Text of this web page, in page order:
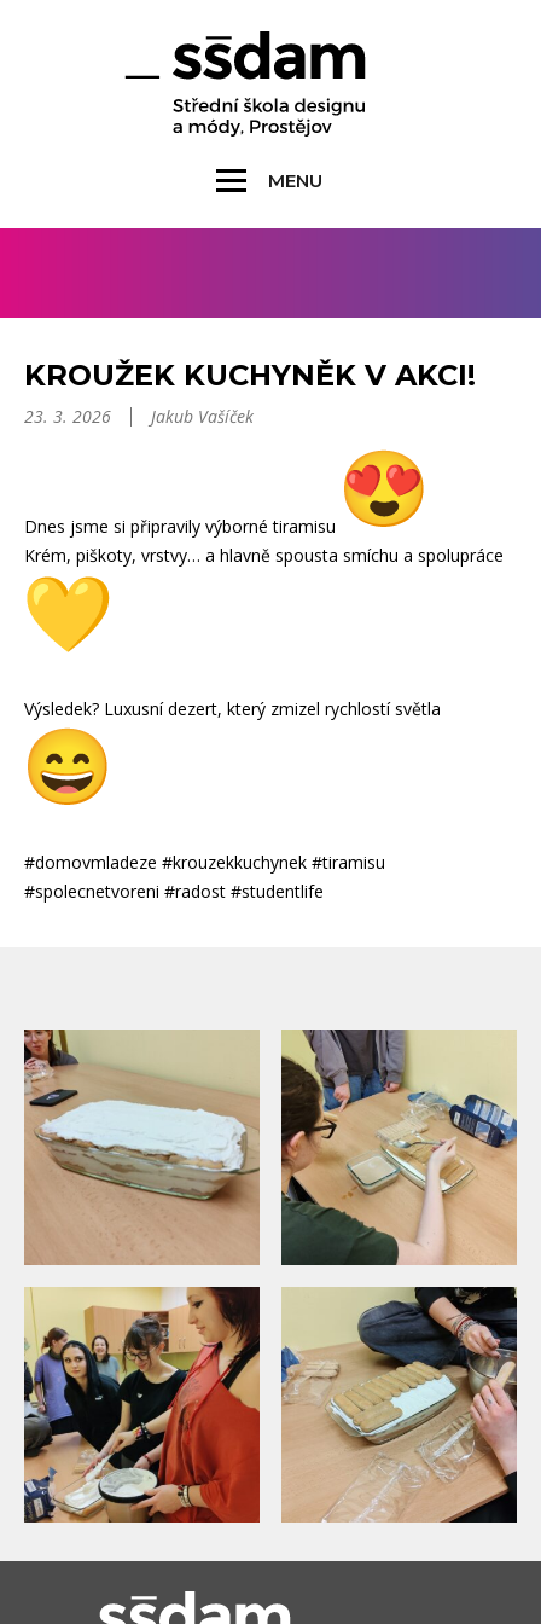
MENU
KROUŽEK KUCHYNĚK V AKCI!
23. 3. 2026 Jakub Vašíček
Dnes jsme si připravily výborné tiramisu
Krém, piškoty, vrstvy… a hlavně spousta smíchu a spolupráce
Výsledek? Luxusní dezert, který zmizel rychlostí světla
#domovmladeze #krouzekkuchynek #tiramisu
#spolecnetvoreni #radost #studentlife